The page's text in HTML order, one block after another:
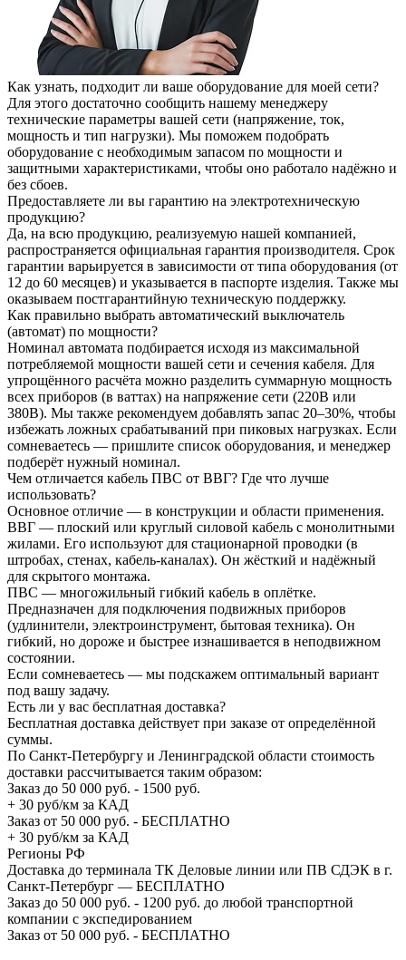
Как узнать, подходит ли ваше оборудование для моей сети?
Для этого достаточно сообщить нашему менеджеру
технические параметры вашей сети (напряжение, ток,
мощность и тип нагрузки). Мы поможем подобрать
оборудование с необходимым запасом по мощности и
защитными характеристиками, чтобы оно работало надёжно и
без сбоев.
Предоставляете ли вы гарантию на электротехническую
продукцию?
Да, на всю продукцию, реализуемую нашей компанией,
распространяется официальная гарантия производителя. Срок
гарантии варьируется в зависимости от типа оборудования (от
12 до 60 месяцев) и указывается в паспорте изделия. Также мы
оказываем постгарантийную техническую поддержку.
Как правильно выбрать автоматический выключатель
(автомат) по мощности?
Номинал автомата подбирается исходя из максимальной
потребляемой мощности вашей сети и сечения кабеля. Для
упрощённого расчёта можно разделить суммарную мощность
всех приборов (в ваттах) на напряжение сети (220В или
380В). Мы также рекомендуем добавлять запас 20–30%, чтобы
избежать ложных срабатываний при пиковых нагрузках. Если
сомневаетесь — пришлите список оборудования, и менеджер
подберёт нужный номинал.
Чем отличается кабель ПВС от ВВГ? Где что лучше
использовать?
Основное отличие — в конструкции и области применения.
ВВГ — плоский или круглый силовой кабель с монолитными
жилами. Его используют для стационарной проводки (в
штробах, стенах, кабель-каналах). Он жёсткий и надёжный
для скрытого монтажа.
ПВС — многожильный гибкий кабель в оплётке.
Предназначен для подключения подвижных приборов
(удлинители, электроинструмент, бытовая техника). Он
гибкий, но дороже и быстрее изнашивается в неподвижном
состоянии.
Если сомневаетесь — мы подскажем оптимальный вариант
под вашу задачу.
Есть ли у вас бесплатная доставка?
Бесплатная доставка действует при заказе от определённой
суммы.
По Санкт-Петербургу и Ленинградской области стоимость
доставки рассчитывается таким образом:
Заказ до 50 000 руб. - 1500 руб.
+ 30 руб/км за КАД
Заказ от 50 000 руб. - БЕСПЛАТНО
+ 30 руб/км за КАД
Регионы РФ
Доставка до терминала ТК Деловые линии или ПВ СДЭК в г.
Санкт-Петербург — БЕСПЛАТНО
Заказ до 50 000 руб. - 1200 руб. до любой транспортной
компании с экспедированием
Заказ от 50 000 руб. - БЕСПЛАТНО